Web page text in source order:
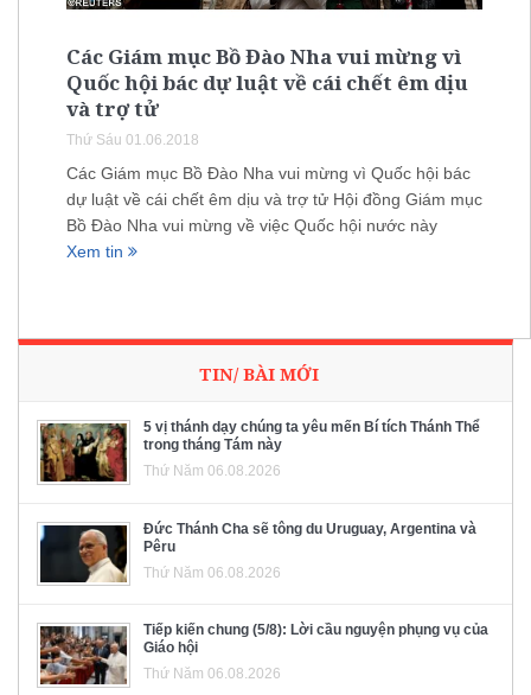
Các Giám mục Bồ Đào Nha vui mừng vì
Quốc hội bác dự luật về cái chết êm dịu
và trợ tử
Thứ Sáu 01.06.2018
Các Giám mục Bồ Đào Nha vui mừng vì Quốc hội bác
dự luật về cái chết êm dịu và trợ tử Hội đồng Giám mục
Bồ Đào Nha vui mừng về việc Quốc hội nước này
Xem tin
TIN/ BÀI MỚI
5 vị thánh dạy chúng ta yêu mến Bí tích Thánh Thể
trong tháng Tám này
Thứ Năm 06.08.2026
Đức Thánh Cha sẽ tông du Uruguay, Argentina và
Pêru
Thứ Năm 06.08.2026
Tiếp kiến chung (5/8): Lời cầu nguyện phụng vụ của
Giáo hội
Thứ Năm 06.08.2026